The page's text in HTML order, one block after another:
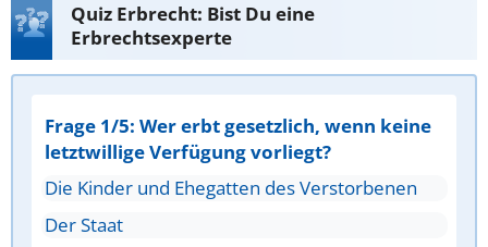
Quiz Erbrecht: Bist Du eine
Erbrechtsexperte
Frage 1/5: Wer erbt gesetzlich, wenn keine
letztwillige Verfügung vorliegt?
Die Kinder und Ehegatten des Verstorbenen
Der Staat